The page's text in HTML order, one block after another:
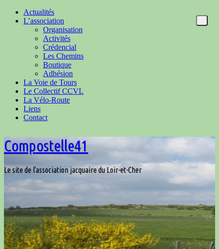
Actualités
L’association
Organisation
Activités
Crédencial
Les Chemins
Boutique
Adhésion
La Voie de Tours
Le Collectif CCVL
La Vélo-Route
Liens
Contact
Compostelle41
Le site de l'association jacquaire du Loir-et-Cher